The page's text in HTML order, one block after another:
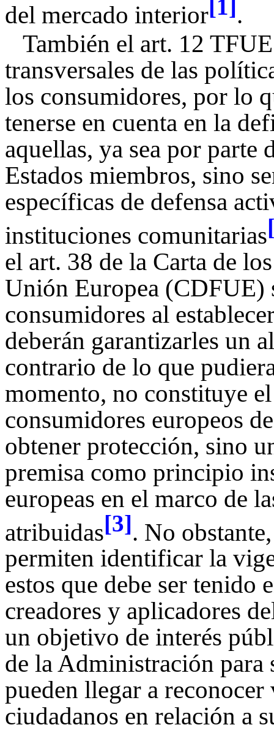
del mercado interior[1].
También el art. 12
transversales de las
los consumidores, por lo
tenerse en cuenta en la
aquellas, ya sea por
Estados miembros, sino
específicas de defensa
instituciones comunitarias
el art. 38 de la Carta de
Unión Europea (CDFUE)
consumidores al
deberán garantizarles un
contrario de lo que
momento, no constituye
consumidores europeos
obtener protección, sino
premisa como principio
europeas en el marco de
atribuidas[3]. No
permiten identificar la
estos que debe ser tenido
creadores y aplicadores
un objetivo de interés
de la Administración para
pueden llegar a
ciudadanos en relación a